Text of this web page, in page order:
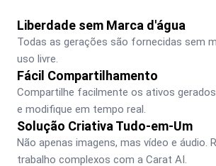
Liberdade sem Marca d'água
Todas as gerações são fornecidas sem
uso livre.
Fácil Compartilhamento
Compartilhe facilmente os ativos
e modifique em tempo real.
Solução Criativa Tudo-em-Um
Não apenas imagens, mas vídeo e áudio.
trabalho complexos com a Carat AI.